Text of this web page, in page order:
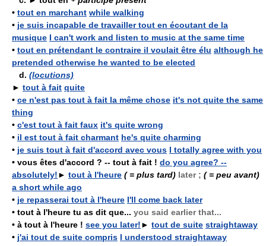
• tout en marchant while walking
• je suis incapable de travailler tout en écoutant de la
musique I can't work and listen to music at the same time
• tout en prétendant le contraire il voulait être élu although he
pretended otherwise he wanted to be elected
d. (locutions)
► tout à fait quite
• ce n'est pas tout à fait la même chose it's not quite the same
thing
• c'est tout à fait faux it's quite wrong
• il est tout à fait charmant he's quite charming
• je suis tout à fait d'accord avec vous I totally agree with you
• vous êtes d'accord ? -- tout à fait ! do you agree? --
absolutely!► tout à l'heure ( = plus tard) later ; ( = peu avant)
a short while ago
• je repasserai tout à l'heure I'll come back later
• tout à l'heure tu as dit que... you said earlier that...
• à tout à l'heure ! see you later!► tout de suite straightaway
• j'ai tout de suite compris I understood straightaway